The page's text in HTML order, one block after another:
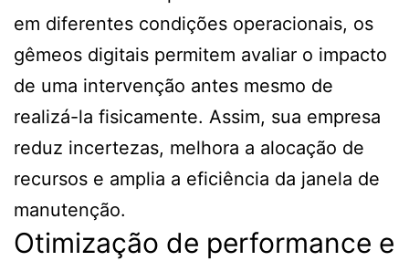
em diferentes condições operacionais, os
gêmeos digitais permitem avaliar o impacto
de uma intervenção antes mesmo de
realizá-la fisicamente. Assim, sua empresa
reduz incertezas, melhora a alocação de
recursos e amplia a eficiência da janela de
manutenção.
Otimização de performance e